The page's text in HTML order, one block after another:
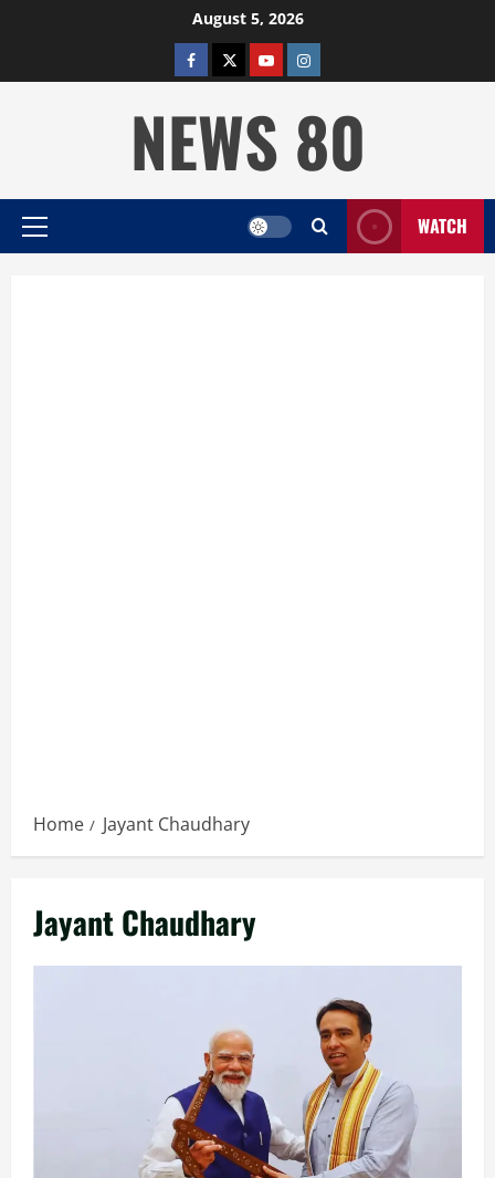
August 5, 2026
facebooktwitterYOUTUBE
instagram
NEWS 80
Primary
WATCH
Home Jayant Chaudhary
Jayant Chaudhary